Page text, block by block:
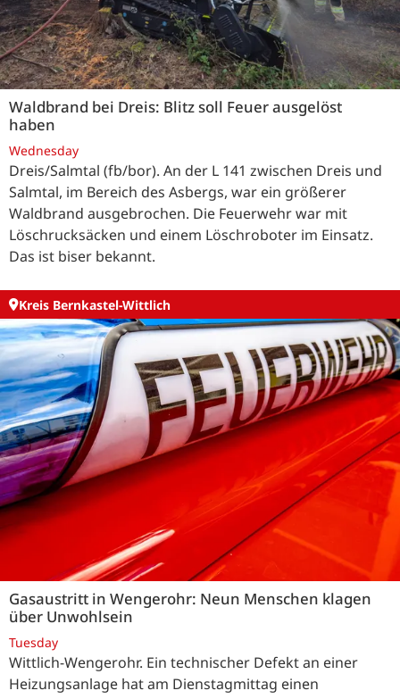
Waldbrand bei Dreis: Blitz soll Feuer ausgelöst
haben
Wednesday
Dreis/Salmtal (fb/bor). An der L 141 zwischen Dreis und
Salmtal, im Bereich des Asbergs, war ein größerer
Waldbrand ausgebrochen. Die Feuerwehr war mit
Löschrucksäcken und einem Löschroboter im Einsatz.
Das ist biser bekannt.
Kreis Bernkastel-Wittlich
Gasaustritt in Wengerohr: Neun Menschen klagen
über Unwohlsein
Tuesday
Wittlich-Wengerohr. Ein technischer Defekt an einer
Heizungsanlage hat am Dienstagmittag einen